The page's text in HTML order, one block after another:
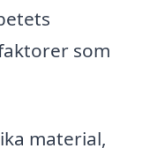
som
material,